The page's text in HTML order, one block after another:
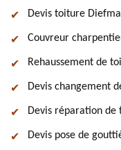
Devis toiture
Couvreur
Rehaussement de
Devis changement
Devis réparation
Devis pose de